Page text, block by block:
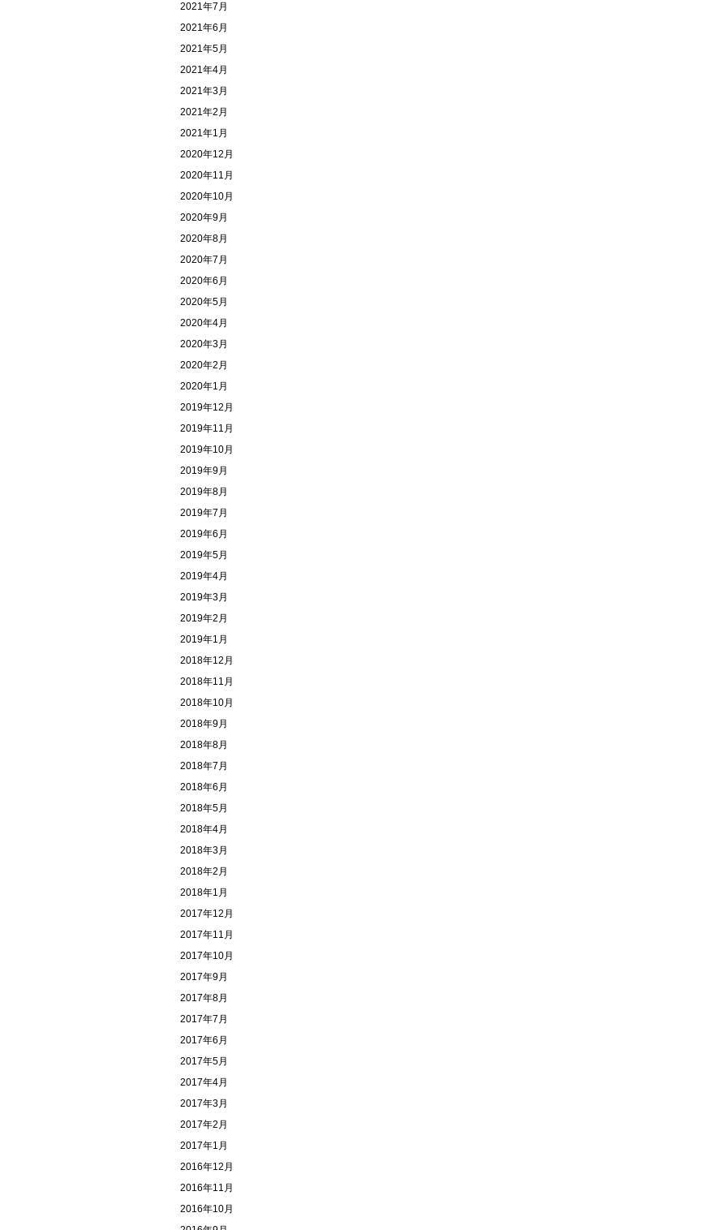
2021年7月
2021年6月
2021年5月
2021年4月
2021年3月
2021年2月
2021年1月
2020年12月
2020年11月
2020年10月
2020年9月
2020年8月
2020年7月
2020年6月
2020年5月
2020年4月
2020年3月
2020年2月
2020年1月
2019年12月
2019年11月
2019年10月
2019年9月
2019年8月
2019年7月
2019年6月
2019年5月
2019年4月
2019年3月
2019年2月
2019年1月
2018年12月
2018年11月
2018年10月
2018年9月
2018年8月
2018年7月
2018年6月
2018年5月
2018年4月
2018年3月
2018年2月
2018年1月
2017年12月
2017年11月
2017年10月
2017年9月
2017年8月
2017年7月
2017年6月
2017年5月
2017年4月
2017年3月
2017年2月
2017年1月
2016年12月
2016年11月
2016年10月